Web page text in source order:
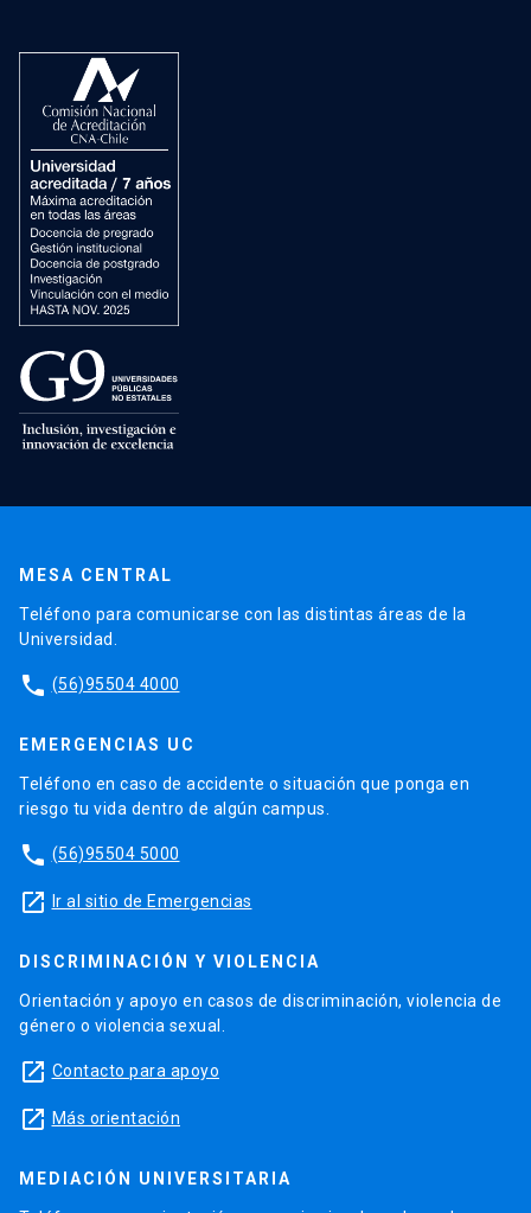
MESA CENTRAL
Teléfono para comunicarse con las distintas áreas de la
Universidad.
phone (56)95504 4000
EMERGENCIAS UC
Teléfono en caso de accidente o situación que ponga en
riesgo tu vida dentro de algún campus.
phone (56)95504 5000
launch Ir al sitio de Emergencias
DISCRIMINACIÓN Y VIOLENCIA
Orientación y apoyo en casos de discriminación, violencia de
género o violencia sexual.
launch Contacto para apoyo
launch Más orientación
MEDIACIÓN UNIVERSITARIA